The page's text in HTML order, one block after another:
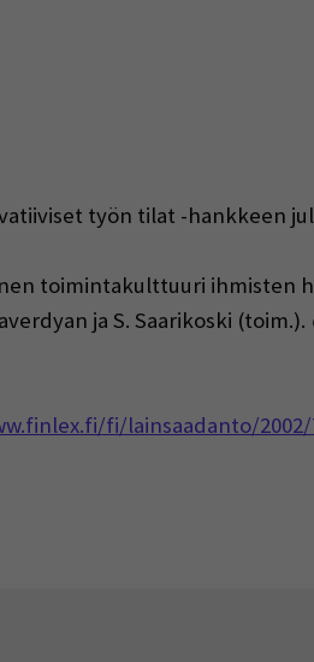
työn tilat -hankkeen
toimintakulttuuri
ja S. Saarikoski (toim.).
fi/lainsaadanto/2002/